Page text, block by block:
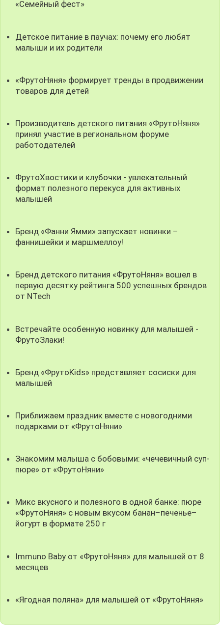
«Семейный фест»
Детское питание в паучах: почему его любят
малыши и их родители
«ФрутоНяня» формирует тренды в продвижении
товаров для детей
Производитель детского питания «ФрутоНяня»
принял участие в региональном форуме
работодателей
ФрутоХвостики и клубочки - увлекательный
формат полезного перекуса для активных
малышей
Бренд «Фанни Ямми» запускает новинки –
фаннишейки и маршмеллоу!
Бренд детского питания «ФрутоНяня» вошел в
первую десятку рейтинга 500 успешных брендов
от NTech
Встречайте особенную новинку для малышей -
ФрутоЗлаки!
Бренд «ФрутоKids» представляет сосиски для
малышей
Приближаем праздник вместе с новогодними
подарками от «ФрутоНяни»
Знакомим малыша с бобовыми: «чечевичный суп-
пюре» от «ФрутоНяни»
Микс вкусного и полезного в одной банке: пюре
«ФрутоНяня» с новым вкусом банан–печенье–
йогурт в формате 250 г
Immuno Baby от «ФрутоНяня» для малышей от 8
месяцев
«Ягодная поляна» для малышей от «ФрутоНяня»